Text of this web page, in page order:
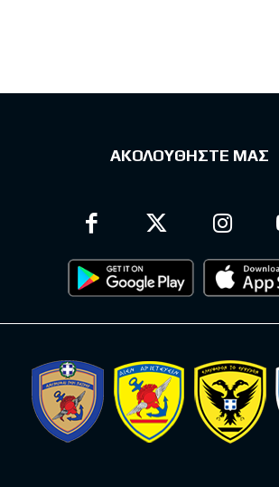
ΑΚΟΛΟΥΘΗΣΤΕ ΜΑΣ